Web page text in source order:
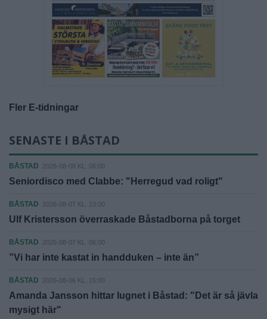
Fler E-tidningar
SENASTE I BÅSTAD
BÅSTAD 2026-08-08 KL. 06:00
Seniordisco med Clabbe: "Herregud vad roligt"
BÅSTAD 2026-08-07 KL. 13:00
Ulf Kristersson överraskade Båstadborna på torget
BÅSTAD 2026-08-07 KL. 06:00
”Vi har inte kastat in handduken – inte än”
BÅSTAD 2026-08-06 KL. 15:00
Amanda Jansson hittar lugnet i Båstad: "Det är så jävla
mysigt här"